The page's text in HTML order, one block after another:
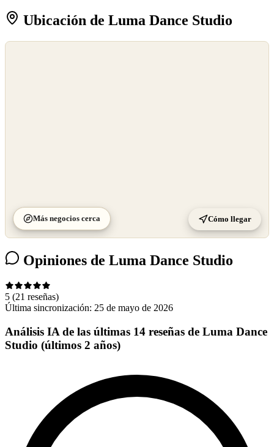
Ubicación de Luma Dance Studio
Más negocios cerca Cómo llegar
Opiniones de Luma Dance Studio
5 (21 reseñas)
Última sincronización: 25 de mayo de 2026
Análisis IA de las últimas 14 reseñas de Luma Dance
Studio (últimos 2 años)